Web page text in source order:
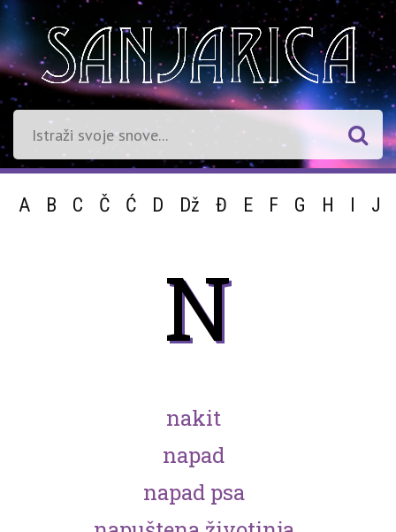
A B C Č Ć D Dž Đ E F G H I J
N
nakit
napad
napad psa